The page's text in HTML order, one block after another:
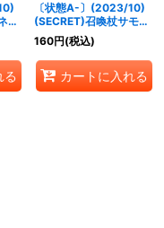
】
る
〔状態A-〕(2023/10)
(SECRET)召喚杖サモ
ン・ピーク【X-SEC】
{BS65-X08}《多》
160円(税込)
カートに入れる